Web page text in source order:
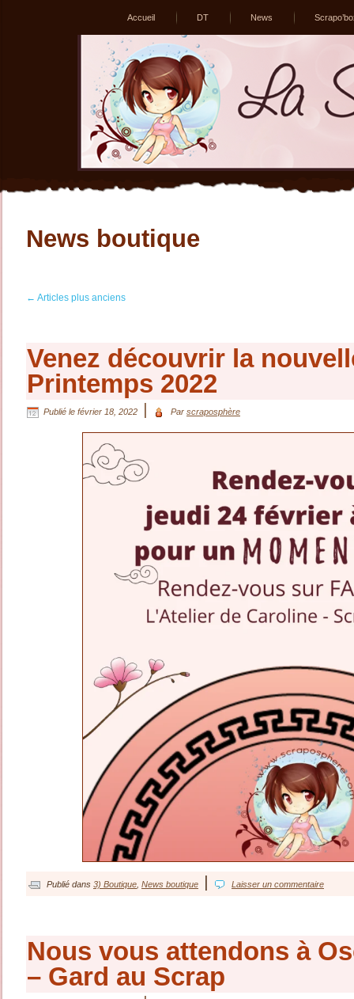
Accueil DT News
News boutique
← Articles plus anciens
Venez découvrir la
Printemps 2022
Publié le février 18, 2022 Par scraposphère
Publié dans 3) Boutique News boutique Laisser un commentaire
Nous vous attendons à
– Gard au Scrap